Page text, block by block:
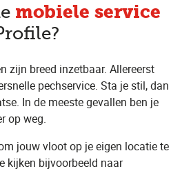
mobiele service
zijn breed inzetbaar. Allereerst
pechservice. Sta je stil, dan
In de meeste gevallen ben je
op weg.
jouw vloot op je eigen locatie te
kijken bijvoorbeeld naar